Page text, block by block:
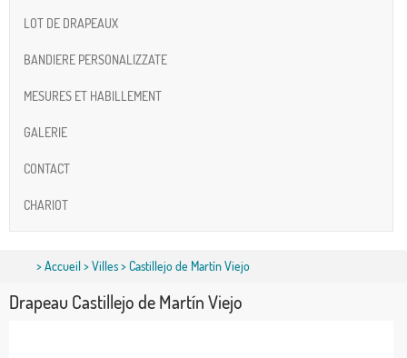
LOT DE DRAPEAUX
BANDIERE PERSONALIZZATE
MESURES ET HABILLEMENT
GALERIE
CONTACT
CHARIOT
>Accueil>Villes> Castillejo de Martín Viejo
Drapeau Castillejo de Martín Viejo